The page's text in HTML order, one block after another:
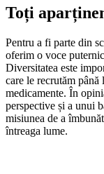
Toți
Pentru a fi parte din
oferim o voce
Diversitatea este
care le recrutăm până
medicamente. În
perspective și a unui
misiunea de a
întreaga lume.